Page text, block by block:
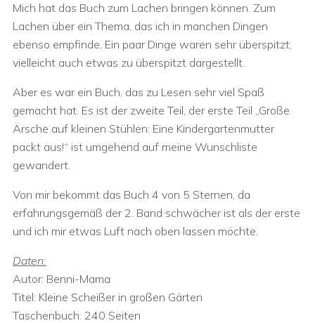
Mich hat das Buch zum Lachen bringen können. Zum
Lachen über ein Thema, das ich in manchen Dingen
ebenso empfinde. Ein paar Dinge waren sehr überspitzt,
vielleicht auch etwas zu überspitzt dargestellt.
Aber es war ein Buch, das zu Lesen sehr viel Spaß
gemacht hat. Es ist der zweite Teil, der erste Teil „Große
Ärsche auf kleinen Stühlen: Eine Kindergartenmutter
packt aus!“ ist umgehend auf meine Wunschliste
gewandert.
Von mir bekommt das Buch 4 von 5 Sternen, da
erfahrungsgemäß der 2. Band schwächer ist als der erste
und ich mir etwas Luft nach oben lassen möchte.
Daten:
Autor: Benni-Mama
Titel: Kleine Scheißer in großen Gärten
Taschenbuch: 240 Seiten